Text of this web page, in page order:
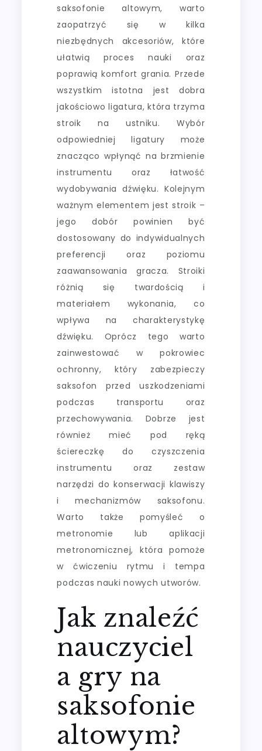
saksofonie altowym, warto
zaopatrzyć się w kilka
niezbędnych akcesoriów, które
ułatwią proces nauki oraz
poprawią komfort grania. Przede
wszystkim istotna jest dobra
jakościowo ligatura, która trzyma
stroik na ustniku. Wybór
odpowiedniej ligatury może
znacząco wpłynąć na brzmienie
instrumentu oraz łatwość
wydobywania dźwięku. Kolejnym
ważnym elementem jest stroik –
jego dobór powinien być
dostosowany do indywidualnych
preferencji oraz poziomu
zaawansowania gracza. Stroiki
różnią się twardością i
materiałem wykonania, co
wpływa na charakterystykę
dźwięku. Oprócz tego warto
zainwestować w pokrowiec
ochronny, który zabezpieczy
saksofon przed uszkodzeniami
podczas transportu oraz
przechowywania. Dobrze jest
również mieć pod ręką
ściereczkę do czyszczenia
instrumentu oraz zestaw
narzędzi do konserwacji klawiszy
i mechanizmów saksofonu.
Warto także pomyśleć o
metronomie lub aplikacji
metronomicznej, która pomoże
w ćwiczeniu rytmu i tempa
podczas nauki nowych utworów.
Jak znaleźć
nauczyciel
a gry na
saksofonie
altowym?